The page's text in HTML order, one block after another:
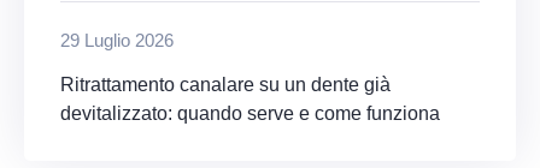
29 Luglio 2026
Ritrattamento canalare su un dente già
devitalizzato: quando serve e come funziona